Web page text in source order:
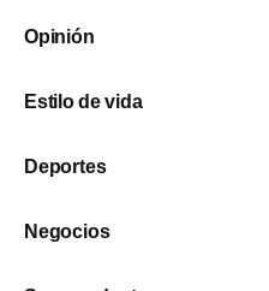
Opinión
Estilo de vida
Deportes
Negocios